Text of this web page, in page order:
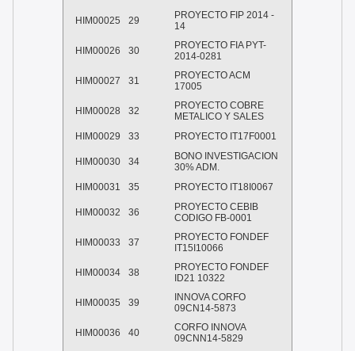
HIM00025 29
PROYECTO FIP 2014 -
14
HIM00026 30
PROYECTO FIA PYT-
2014-0281
HIM00027 31
PROYECTO ACM
17005
HIM00028 32
PROYECTO COBRE
METALICO Y SALES
HIM00029
33 PROYECTO IT17F0001
HIM00030 34
BONO INVESTIGACION
30% ADM.
HIM00031
35 PROYECTO IT18I0067
HIM00032 36
PROYECTO CEBIB
CODIGO FB-0001
HIM00033 37
PROYECTO FONDEF
IT15I10066
HIM00034 38
PROYECTO FONDEF
ID21 10322
HIM00035 39
INNOVA CORFO
09CN14-5873
HIM00036 40
CORFO INNOVA
09CNN14-5829